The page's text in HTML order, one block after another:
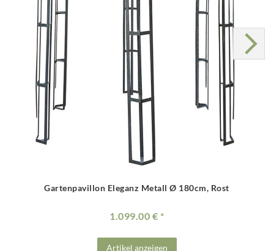
Gartenpavillon Eleganz Metall Ø 180cm, Rost
1.099.00 €
Artikel anzeigen